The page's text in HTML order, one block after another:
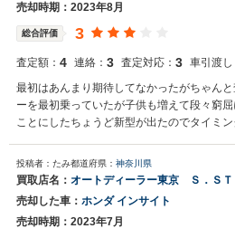
売却時期：2023年8月
総合評価 3
査定額： 4 連絡： 3 査定対応： 3 車引渡し
最初はあんまり期待してなかったがちゃん
ーを最初乗っていたが子供も増えて段々窮
ことにしたちょうど新型が出たのでタイミ
投稿者：たみ都道府県： 神奈川県
買取店名： オートディーラー東京 Ｓ．ＳＴ
売却した車： ホンダ インサイト
売却時期：2023年7月